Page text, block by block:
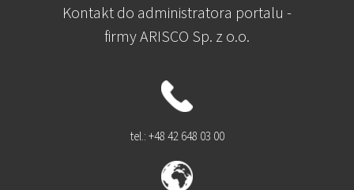
Kontakt do administratora portalu -
firmy ARISCO Sp. z o.o.
tel.: +48 42 648 03 00